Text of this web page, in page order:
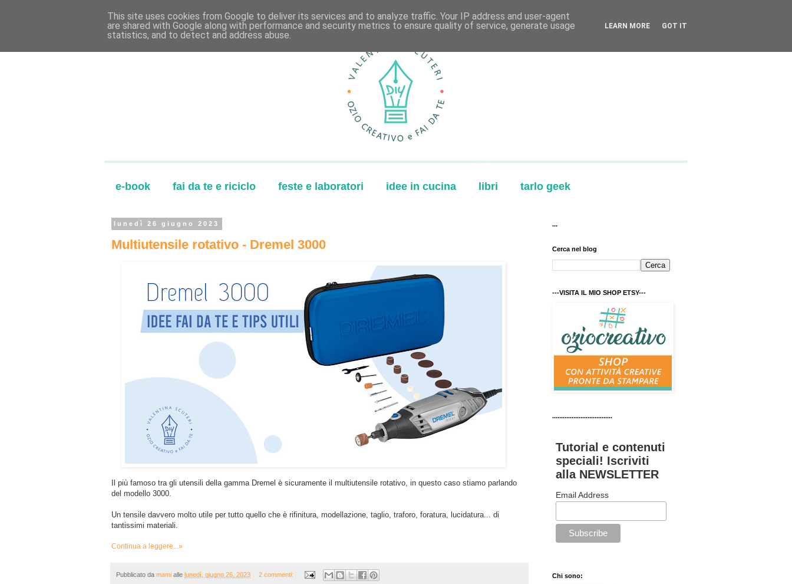
e-book fai da te e riciclo feste e laboratori idee in cucina libri tarlo geek
lunedì 26 giugno 2023
Multiutensile rotativo - Dremel 3000
Il più famoso tra gli utensili della gamma Dremel è sicuramente il multiutensile rotativo, in questo caso stiamo parlando
del modello 3000.
Un tensile davvero molto utile per tutto quello che è rifinitura, modellazione, taglio, traforo, foratura, lucidatura... di
tantissimi materiali.
Continua a leggere...»
Pubblicato da mami alle lunedì, giugno 26, 2023 2 commenti:
...
Cerca nel blog
---VISITA IL MIO SHOP ETSY---
..................................
Tutorial e contenuti
speciali! Iscriviti
alla NEWSLETTER
Email Address
Chi sono:
This site uses cookies from Google to deliver its services and to analyze traffic. Your IP address and user-agent
are shared with Google along with performance and security metrics to ensure quality of service, generate usage
statistics, and to detect and address abuse.
LEARN MORE GOT IT